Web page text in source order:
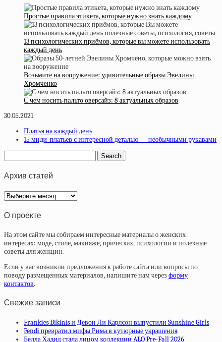
Простые правила этикета, которые нужно знать каждому
13 психологических приёмов, которые вы можете использовать
каждый день
Возьмите на вооружение: удивительные образы Эвелины
Хромченко
С чем носить пальто оверсайз: 8 актуальных образов
30.05.2021
Платья на каждый день
15 миди-платьев с интересной деталью — необычными рукавами
Архив статей
Архив
статей
О проекте
На этом сайте мы собираем интересные материалы о женских
интересах: моде, стиле, макияже, прическах, психологии и полезные
советы для женщин.
Если у вас возникли предложения к работе сайта или вопросы по
поводу размещенных материалов, напишите нам через форму
контактов.
Свежие записи
Frankies Bikinis и Девон Ли Карлсон выпустили Sunshine Girls
Fendi превратил мифы Рима в кутюрные украшения
Белла Хадид стала лицом коллекции ALO Pre-Fall 2026